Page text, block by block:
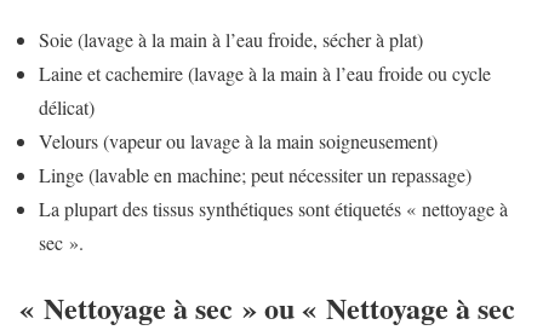
Soie (lavage à la main à l’eau froide, sécher à plat)
Laine et cachemire (lavage à la main à l’eau froide ou cycle
délicat)
Velours (vapeur ou lavage à la main soigneusement)
Linge (lavable en machine; peut nécessiter un repassage)
La plupart des tissus synthétiques sont étiquetés « nettoyage à
sec ».
« Nettoyage à sec » ou « Nettoyage à sec